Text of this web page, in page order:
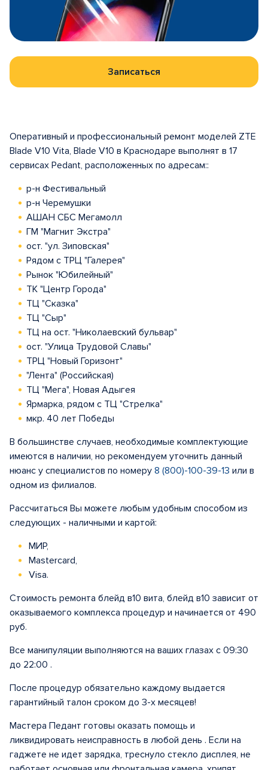
Записаться
Оперативный и профессиональный ремонт моделей ZTE
Blade V10 Vita, Blade V10 в Краснодаре выполнят в 17
сервисах Pedant, расположенных по адресам::
р-н Фестивальный
р-н Черемушки
АШАН СБС Мегамолл
ГМ "Магнит Экстра"
ост. "ул. Зиповская"
Рядом с ТРЦ "Галерея"
Рынок "Юбилейный"
ТК "Центр Города"
ТЦ "Сказка"
ТЦ "Сыр"
ТЦ на ост. "Николаевский бульвар"
ост. "Улица Трудовой Славы"
ТРЦ "Новый Горизонт"
"Лента" (Российская)
ТЦ "Мега", Новая Адыгея
Ярмарка, рядом с ТЦ "Стрелка"
мкр. 40 лет Победы
В большинстве случаев, необходимые комплектующие
имеются в наличии, но рекомендуем уточнить данный
нюанс у специалистов по номеру 8 (800)-100-39-13 или в
одном из филиалов.
Рассчитаться Вы можете любым удобным способом из
следующих - наличными и картой:
МИР,
Mastercard,
Visa.
Стоимость ремонта блейд в10 вита, блейд в10 зависит от
оказываемого комплекса процедур и начинается от 490
руб.
Все манипуляции выполняются на ваших глазах с 09:30
до 22:00 .
После процедур обязательно каждому выдается
гарантийный талон сроком до 3-х месяцев!
Мастера Педант готовы оказать помощь и
ликвидировать неисправность в любой день . Если на
гаджете не идет зарядка, треснуло стекло дисплея, не